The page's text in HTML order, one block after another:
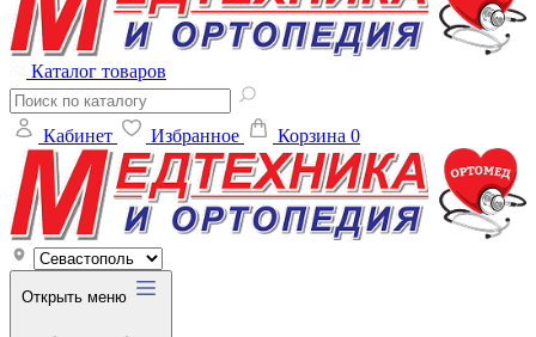
Каталог товаров
Кабинет Избранное Корзина 0
Открыть меню